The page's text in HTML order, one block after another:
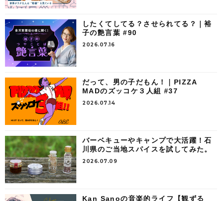
したくてしてる？させられてる？｜裕
子の艶言葉 #90
2026.07.16
だって、男の子だもん！｜PIZZA
MADのズッコケ３人組 #37
2026.07.14
バーベキューやキャンプで大活躍！石
川県のご当地スパイスを試してみた。
2026.07.09
Kan Sanoの音楽的ライフ【観ずる